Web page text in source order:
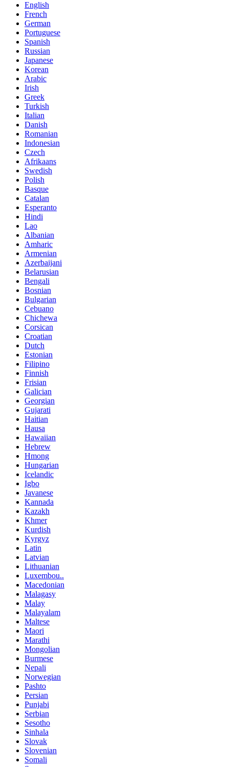
English
French
German
Portuguese
Spanish
Russian
Japanese
Korean
Arabic
Irish
Greek
Turkish
Italian
Danish
Romanian
Indonesian
Czech
Afrikaans
Swedish
Polish
Basque
Catalan
Esperanto
Hindi
Lao
Albanian
Amharic
Armenian
Azerbaijani
Belarusian
Bengali
Bosnian
Bulgarian
Cebuano
Chichewa
Corsican
Croatian
Dutch
Estonian
Filipino
Finnish
Frisian
Galician
Georgian
Gujarati
Haitian
Hausa
Hawaiian
Hebrew
Hmong
Hungarian
Icelandic
Igbo
Javanese
Kannada
Kazakh
Khmer
Kurdish
Kyrgyz
Latin
Latvian
Lithuanian
Luxembou..
Macedonian
Malagasy
Malay
Malayalam
Maltese
Maori
Marathi
Mongolian
Burmese
Nepali
Norwegian
Pashto
Persian
Punjabi
Serbian
Sesotho
Sinhala
Slovak
Slovenian
Somali